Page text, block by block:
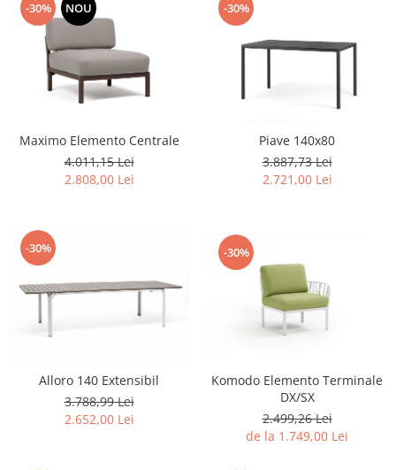
-30% NOU
Maximo Elemento Centrale
4.011,15 Lei
2.808,00 Lei
-30%
Piave 140x80
3.887,73 Lei
2.721,00 Lei
-30%
Alloro 140 Extensibil
3.788,99 Lei
2.652,00 Lei
-30%
Komodo Elemento Terminale
DX/SX
2.499,26 Lei
de la 1.749,00 Lei